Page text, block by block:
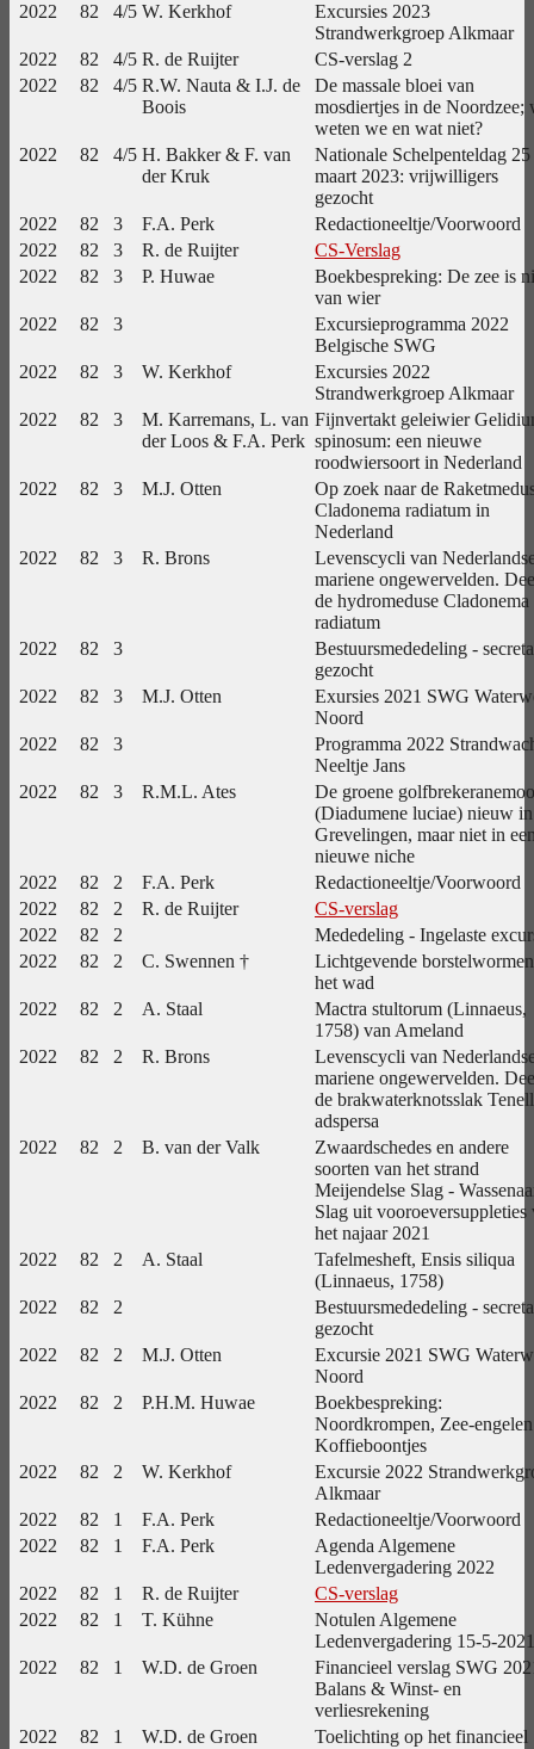
2022
82 4/5 W. Kerkhof
Excursies 2023
Strandwerkgroep Alkmaar
2022
82 4/5 R. de Ruijter
CS-verslag 2
2022
82 4/5 R.W. Nauta & I.J. de
Boois
De massale bloei van
mosdiertjes in de Noordzee;
weten we en wat niet?
2022
82 4/5 H. Bakker & F. van
der Kruk
Nationale Schelpenteldag 25
maart 2023: vrijwilligers
gezocht
2022
82 3 F.A. Perk
Redactioneeltje/Voorwoord
2022
82 3 R. de Ruijter
CS-Verslag
2022
82 3 P. Huwae
Boekbespreking: De zee is
van wier
2022
82 3
Excursieprogramma 2022
Belgische SWG
2022
82 3 W. Kerkhof
Excursies 2022
Strandwerkgroep Alkmaar
2022
82 3
M. Karremans, L. van
der Loos & F.A. Perk
Fijnvertakt geleiwier
spinosum: een nieuwe
roodwiersoort in Nederland
2022
82 3 M.J. Otten
Op zoek naar de
Cladonema radiatum in
Nederland
2022
82 3 R. Brons
Levenscycli van
mariene ongewervelden.
de hydromeduse Cladonema
radiatum
2022
82 3
Bestuursmededeling -
gezocht
2022
82 3 M.J. Otten
Exursies 2021 SWG
Noord
2022
82 3
Programma 2022
Neeltje Jans
2022
82 3 R.M.L. Ates
De groene
(Diadumene luciae) nieuw
Grevelingen, maar niet in
nieuwe niche
2022
82 2 F.A. Perk
Redactioneeltje/Voorwoord
2022
82 2 R. de Ruijter
CS-verslag
2022
82 2
Mededeling - Ingelaste
2022
82 2 C. Swennen †
Lichtgevende
het wad
2022
82 2 A. Staal
Mactra stultorum (Linnaeus,
1758) van Ameland
2022
82 2 R. Brons
Levenscycli van
mariene ongewervelden.
de brakwaterknotsslak
adspersa
2022
82 2 B. van der Valk
Zwaardschedes en andere
soorten van het strand
Meijendelse Slag -
Slag uit vooroeversuppleties
het najaar 2021
2022
82 2 A. Staal
Tafelmesheft, Ensis siliqua
(Linnaeus, 1758)
2022
82 2
Bestuursmededeling -
gezocht
2022
82 2 M.J. Otten
Excursie 2021 SWG
Noord
2022
82 2 P.H.M. Huwae
Boekbespreking:
Noordkrompen, Zee-
Koffieboontjes
2022
82 2 W. Kerkhof
Excursie 2022
Alkmaar
2022
82 1 F.A. Perk
Redactioneeltje/Voorwoord
2022
82 1 F.A. Perk
Agenda Algemene
Ledenvergadering 2022
2022
82 1 R. de Ruijter
CS-verslag
2022
82 1 T. Kühne
Notulen Algemene
Ledenvergadering 15-5-2021
2022
82 1 W.D. de Groen
Financieel verslag SWG
Balans & Winst- en
verliesrekening
2022
82 1 W.D. de Groen
Toelichting op het financieel